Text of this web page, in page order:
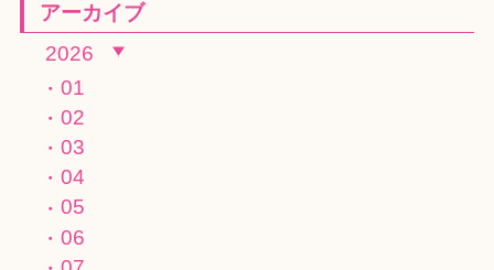
アーカイブ
2026
01
02
03
04
05
06